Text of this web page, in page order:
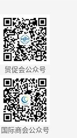
贸促会公众号
国际商会公众号